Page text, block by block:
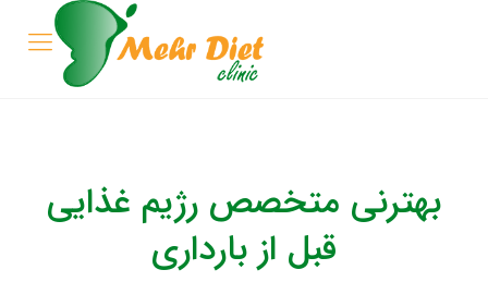
بهترنی متخصص رژیم غذایی
قبل از بارداری